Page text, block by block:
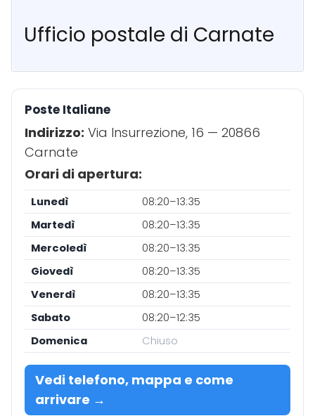
Ufficio postale di Carnate
Poste Italiane
Indirizzo: Via Insurrezione, 16 — 20866
Carnate
Orari di apertura:
Lunedì
08:20–13:35
Martedì
08:20–13:35
Mercoledì
08:20–13:35
Giovedì
08:20–13:35
Venerdì
08:20–13:35
Sabato
08:20–12:35
Domenica
Chiuso
Vedi telefono, mappa e come
arrivare →